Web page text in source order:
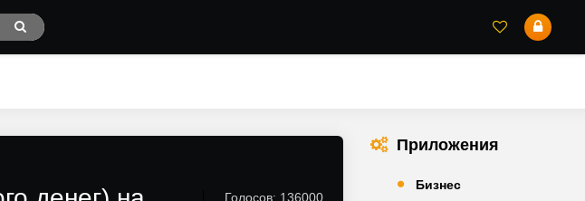
Голосов: 136000
Приложения
Бизнес